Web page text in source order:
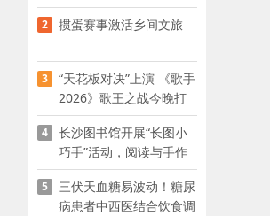
资助学
2 掼蛋赛事激活乡间文旅
3
“天花板对决”上演 《歌手
2026》歌王之战今晚打
响
4
长沙图书馆开展“长图小
巧手”活动，阅读与手作
赋能少儿暑期成长
5
三伏天血糖易波动！糖尿
病患者中西医结合饮食调